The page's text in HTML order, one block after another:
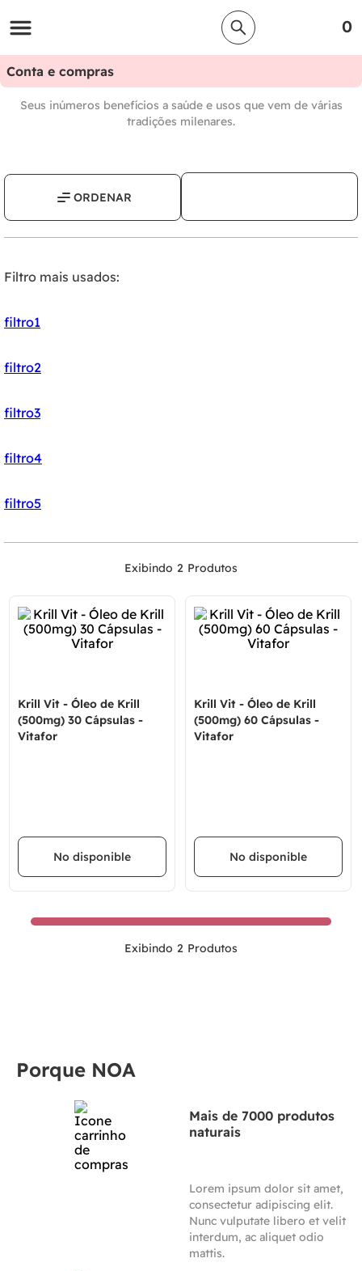
0
Conta e compras
Seus inúmeros benefícios a saúde e usos que vem de várias
tradições milenares.
Filtro mais usados:
filtro1
filtro2
filtro3
filtro4
filtro5
2
Krill Vit - Óleo de Krill
(500mg) 30 Cápsulas -
Vitafor
No disponible
Krill Vit - Óleo de Krill
(500mg) 60 Cápsulas -
Vitafor
No disponible
2
Porque NOA
Mais de 7000 produtos
naturais
Lorem ipsum dolor sit amet,
consectetur adipiscing elit.
Nunc vulputate libero et velit
interdum, ac aliquet odio
mattis.